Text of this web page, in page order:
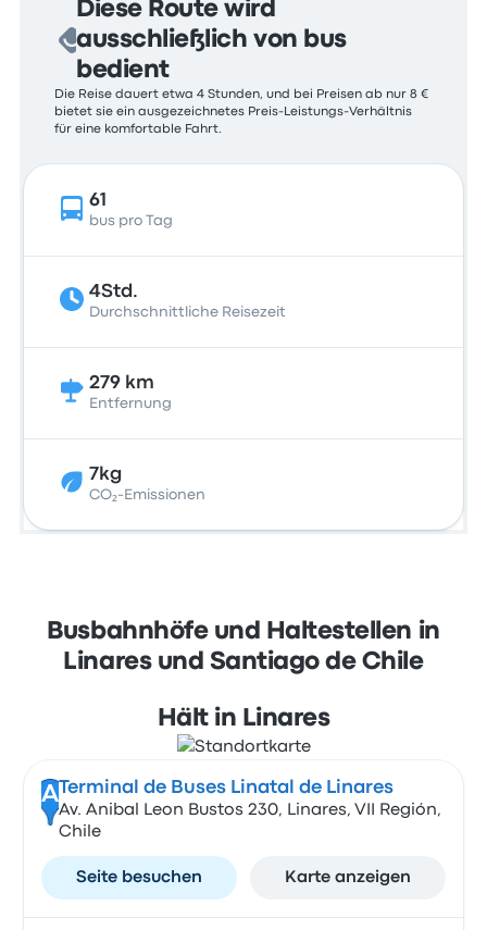
Diese Route wird
ausschließlich von bus
bedient
Die Reise dauert etwa 4 Stunden, und bei Preisen ab nur 8 €
bietet sie ein ausgezeichnetes Preis-Leistungs-Verhältnis
für eine komfortable Fahrt.
61
bus pro Tag
4Std.
Durchschnittliche Reisezeit
279 km
Entfernung
7kg
CO₂-Emissionen
Busbahnhöfe und Haltestellen in
Linares und Santiago de Chile
Hält in Linares
A Terminal de Buses Linatal de Linares
Av. Anibal Leon Bustos 230, Linares, VII Región,
Chile
Seite besuchen Karte anzeigen